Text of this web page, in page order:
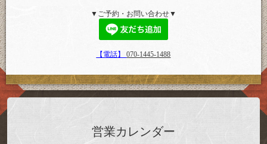
▼ご予約・お問い合わせ▼
【電話】070-1445-1488
営業カレンダー